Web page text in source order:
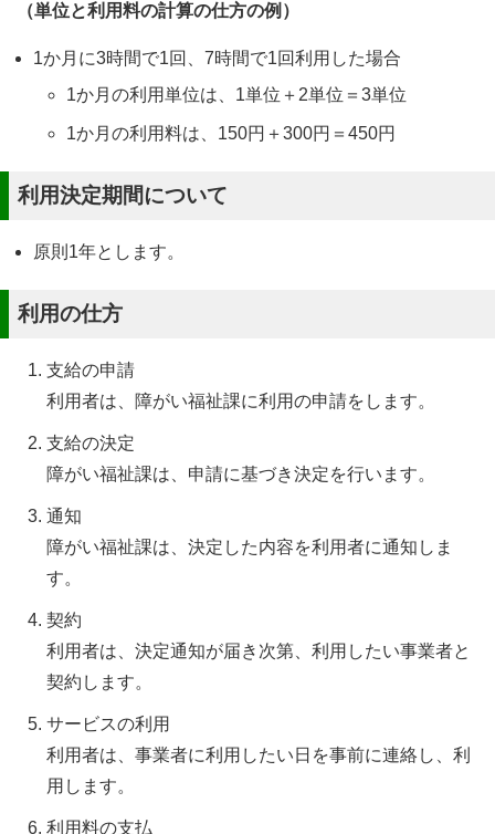
（単位と利用料の計算の仕方の例）
1か月に3時間で1回、7時間で1回利用した場合
1か月の利用単位は、1単位＋2単位＝3単位
1か月の利用料は、150円＋300円＝450円
利用決定期間について
原則1年とします。
利用の仕方
支給の申請
利用者は、障がい福祉課に利用の申請をします。
支給の決定
障がい福祉課は、申請に基づき決定を行います。
通知
障がい福祉課は、決定した内容を利用者に通知しま
す。
契約
利用者は、決定通知が届き次第、利用したい事業者と
契約します。
サービスの利用
利用者は、事業者に利用したい日を事前に連絡し、利
用します。
利用料の支払